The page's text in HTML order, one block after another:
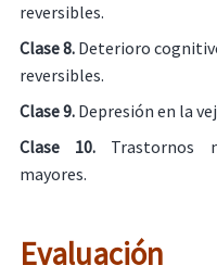
reversibles.
Clase 8. Deterioro
reversibles.
Clase 9. Depresión en la
Clase 10. Trastornos
mayores.
Evaluación